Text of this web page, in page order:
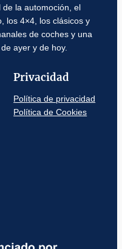
la automoción, el
los 4×4, los clásicos y
de coches y una
ayer y de hoy.
Privacidad
Política de privacidad
Política de Cookies